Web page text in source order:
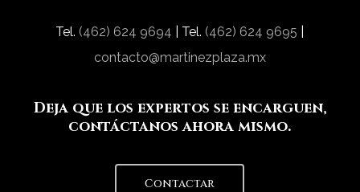
Tel. (462) 624 9694 | Tel. (462) 624 9695
contacto@martinezplaza.mx
Deja que los expertos se encarguen,
contáctanos ahora mismo.
Contactar